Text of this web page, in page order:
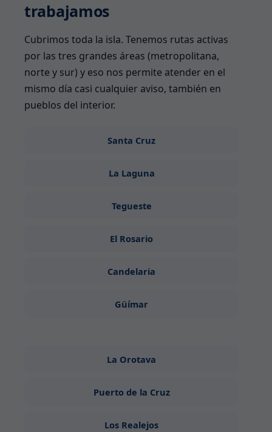
trabajamos
Cubrimos toda la isla. Tenemos rutas activas
por las tres grandes áreas (metropolitana,
norte y sur) y eso nos permite atender en el
mismo día casi cualquier aviso, también en
pueblos del interior.
Santa Cruz
La Laguna
Tegueste
El Rosario
Candelaria
Güímar
La Orotava
Puerto de la Cruz
Los Realejos